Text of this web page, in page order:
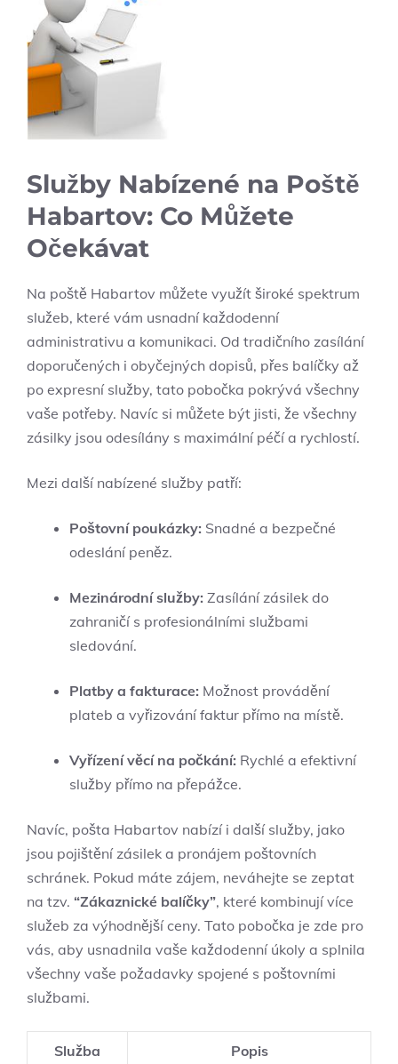
Služby Nabízené na Poště
Habartov: Co Můžete
Očekávat
Na poště Habartov můžete využít široké spektrum
služeb, které vám usnadní každodenní
administrativu a komunikaci. Od tradičního zasílání
doporučených i obyčejných dopisů, přes balíčky až
po expresní služby, tato pobočka pokrývá všechny
vaše potřeby. Navíc si můžete být jisti, že všechny
zásilky jsou odesílány s maximální péčí a rychlostí.
Mezi další nabízené služby patří:
Poštovní poukázky: Snadné a bezpečné
odeslání peněz.
Mezinárodní služby: Zasílání zásilek do
zahraničí s profesionálními službami
sledování.
Platby a fakturace: Možnost provádění
plateb a vyřizování faktur přímo na místě.
Vyřízení věcí na počkání: Rychlé a efektivní
služby přímo na přepážce.
Navíc, pošta Habartov nabízí i další služby, jako
jsou pojištění zásilek a pronájem poštovních
schránek. Pokud máte zájem, neváhejte se zeptat
na tzv. “Zákaznické balíčky”, které kombinují více
služeb za výhodnější ceny. Tato pobočka je zde pro
vás, aby usnadnila vaše každodenní úkoly a splnila
všechny vaše požadavky spojené s poštovními
službami.
Služba Popis